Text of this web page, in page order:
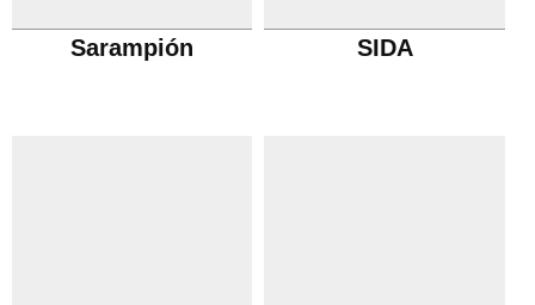
Sarampión SIDA